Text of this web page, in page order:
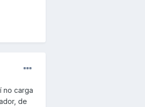
no carga
de